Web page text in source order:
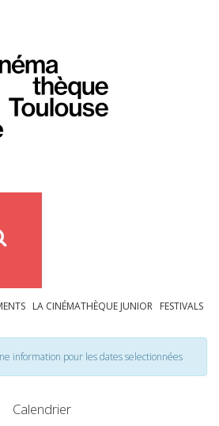
LA CINÉMATHÈQUE JUNIOR FESTIVALS
information pour les dates selectionnées
Calendrier